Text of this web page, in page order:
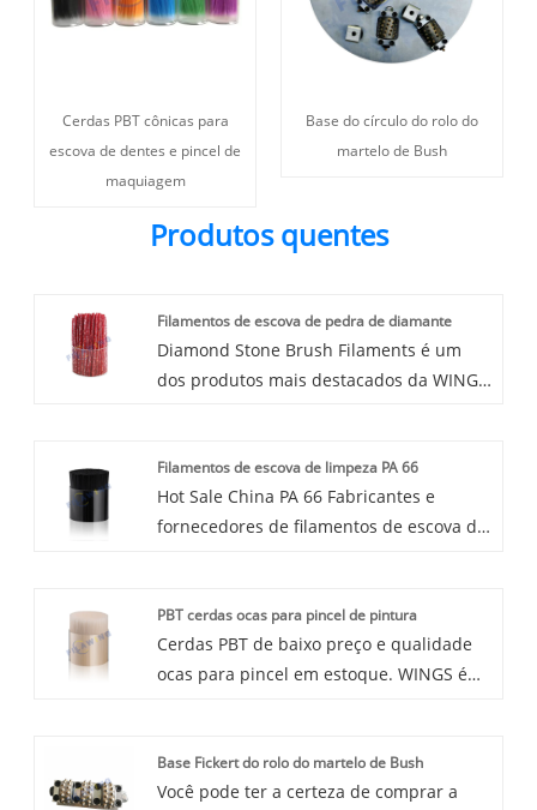
Cerdas PBT cônicas para
escova de dentes e pincel de
maquiagem
Base do círculo do rolo do
martelo de Bush
Produtos quentes
Filamentos de escova de pedra de diamante
Diamond Stone Brush Filaments é um
dos produtos mais destacados da WING,
demanda.
Filamentos de escova de limpeza PA 66
Hot Sale China PA 66 Fabricantes e
fornecedores de filamentos de escova de
limpeza PA 66 na China. O uso industrial
do filamento de cerdas de fibra de nylon
66 é basicamente semelhante ao do
temperaturas e resistência à corrosão
química do que o PA6.
PBT cerdas ocas para pincel de pintura
Cerdas PBT de baixo preço e qualidade
ocas para pincel em estoque. WINGS é
filamento de fibra de cerdas ocas PBT é
oco na direção do comprimento do
Base Fickert do rolo do martelo de Bush
Você pode ter a certeza de comprar a